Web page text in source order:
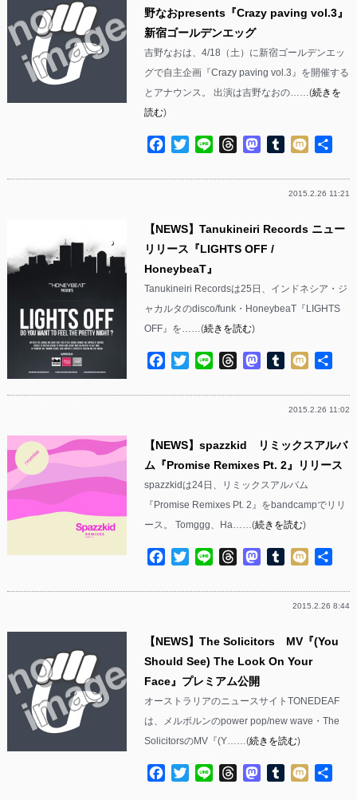
野なおpresents『Crazy paving vol.3』
新宿ゴールデンエッグ
吉野なおは、4/18（土）に新宿ゴールデンエッ
グで自主企画『Crazy paving vol.3』を開催する
とアナウンス。 出演は吉野なおの……(続きを
読む)
Facebook
TwitterLine ThreadsMastodon
Tumblr
Mixi
2015.2.26 11:21
【NEWS】Tanukineiri Records ニュー
リリース『LIGHTS OFF /
HoneybeaT』
Tanukineiri Recordsは25日、インドネシア・ジ
ャカルタのdisco/funk・HoneybeaT『LIGHTS
OFF』を……(続きを読む)
Facebook
TwitterLine ThreadsMastodon
Tumblr
Mixi
2015.2.26 11:02
【NEWS】spazzkid リミックスアルバ
ム『Promise Remixes Pt. 2』リリース
spazzkidは24日、リミックスアルバム
『Promise Remixes Pt. 2』をbandcampでリリ
ース。 Tomggg、Ha……(続きを読む)
Facebook
TwitterLine ThreadsMastodon
Tumblr
Mixi
2015.2.26 8:44
【NEWS】The Solicitors MV『(You
Should See) The Look On Your
Face』プレミアム公開
オーストラリアのニュースサイトTONEDEAF
は、メルボルンのpower pop/new wave・The
SolicitorsのMV『(Y……(続きを読む)
Facebook
TwitterLine ThreadsMastodon
Tumblr
Mixi